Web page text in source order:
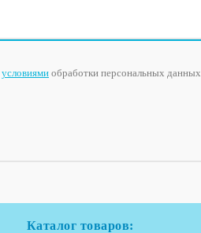
условиями обработки персональных данных
Каталог товаров: